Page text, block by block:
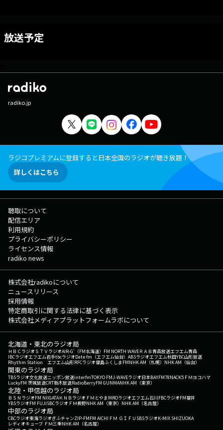
放送予定
radiko.jp
ラジコプレミアムに登録すると日本全国のラジオが聴き放題！
詳しくはこちら
聴取について
配信エリア
利用規約
プライバシーポリシー
ライセンス情報
radiko news
株式会社radikoについて
ニュースリリース
採用情報
特定商取引に関する法律に基づく表示
株式会社メディアプラットフォームラボについて
北海道・東北のラジオ局
ＨＢＣラジオＳＴＶラジオAIR-G'（FM北海道） FM NORTH WAVEＲＡＢ青森放送エフエム青森
IBCラジオエフエム岩手tbcラジオDate fm（エフエム仙台） ABSラジオエフエム秋田YBC山形放送
Rhythm Station エフエム山形RFCラジオ福島ふくしまFMNHK AM（札幌） NHK AM（仙台）
関東のラジオ局
TBSラジオ文化放送ニッポン放送interfmTOKYO FMJ-WAVEラジオ日本BAYFM78NACK5 ＦＭヨコハマ
LuckyFM 茨城放送CRT栃木放送RadioBerryFM GUNMANHK AM（東京）
北陸・甲信越のラジオ局
ＢＳＮラジオFM NIIGATAＫＮＢラジオ ＦＭとやまMROラジオエフエム石川FBCラジオFM福井
YBSラジオFM FUJISBCラジオ ＦＭ長野NHK AM（東京） NHK AM（名古屋）
中部のラジオ局
CBCラジオ東海ラジオぎふチャンZIP-FMFM AICHI ＦＭ ＧＩＦＵ SBSラジオK-MIX SHIZUOKA
レディオキューブ ＦＭ三重NHK AM（名古屋）